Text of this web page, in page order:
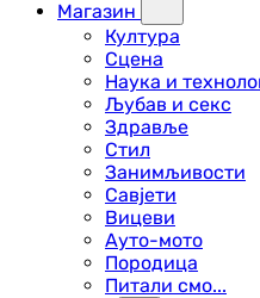
Магазин
Култура
Сцена
Наука и
Љубав и секс
Здравље
Стил
Занимљивости
Савјети
Вицеви
Ауто-мото
Породица
Питали смо...